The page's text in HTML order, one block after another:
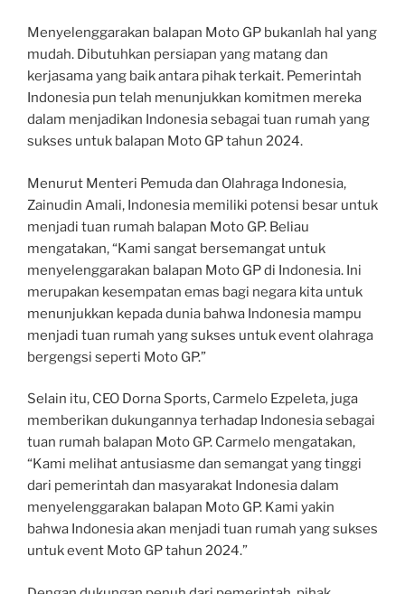
Menyelenggarakan balapan Moto GP bukanlah hal yang
mudah. Dibutuhkan persiapan yang matang dan
kerjasama yang baik antara pihak terkait. Pemerintah
Indonesia pun telah menunjukkan komitmen mereka
dalam menjadikan Indonesia sebagai tuan rumah yang
sukses untuk balapan Moto GP tahun 2024.
Menurut Menteri Pemuda dan Olahraga Indonesia,
Zainudin Amali, Indonesia memiliki potensi besar untuk
menjadi tuan rumah balapan Moto GP. Beliau
mengatakan, “Kami sangat bersemangat untuk
menyelenggarakan balapan Moto GP di Indonesia. Ini
merupakan kesempatan emas bagi negara kita untuk
menunjukkan kepada dunia bahwa Indonesia mampu
menjadi tuan rumah yang sukses untuk event olahraga
bergengsi seperti Moto GP.”
Selain itu, CEO Dorna Sports, Carmelo Ezpeleta, juga
memberikan dukungannya terhadap Indonesia sebagai
tuan rumah balapan Moto GP. Carmelo mengatakan,
“Kami melihat antusiasme dan semangat yang tinggi
dari pemerintah dan masyarakat Indonesia dalam
menyelenggarakan balapan Moto GP. Kami yakin
bahwa Indonesia akan menjadi tuan rumah yang sukses
untuk event Moto GP tahun 2024.”